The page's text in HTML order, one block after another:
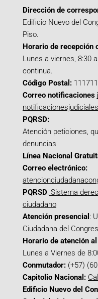
Dirección de
Edificio Nuevo del
Piso.
Horario de recepción
Lunes a viernes, 8:30
continua.
Código Postal: 111711
Correo notificaciones
PQRSD:
Atención peticiones,
denuncias
Línea Nacional
Correo electrónico:
PQRSD: Sistema
ciudadano
Atención presencial :
Ciudadana del
Horario de atención
Lunes a Viernes de
Conmutador: (+57)
Capitolio Nacional:
Edificio Nuevo del